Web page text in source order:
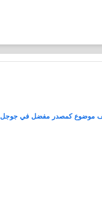
موضوع كمصدر مفضل في جوجل